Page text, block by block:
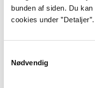
bunden af siden. Du
cookies under ”Detaljer”.
Nødvendig
Baggrund